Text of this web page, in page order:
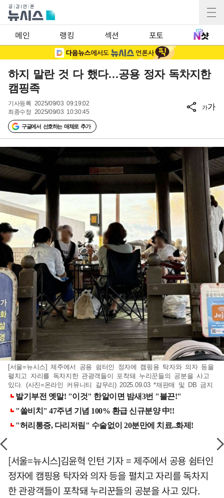
메인 랭킹 섹션 포토
하지 말란 것 다 했다…공용 정자 독차지한
캠핑족
기사등록 2025/09/03 09:19:02
최종수정 2025/09/03 10:30:45
구글에서 선호하는 매체로 추가
가가
[서울=뉴시스] 제주에서 공용 쉼터인 정자에 캠핑용 탁자와 의자 등을
펼치고 자리를 독차지한 관광객들이 포착돼 누리꾼들의 공분을 사고
있다. (사진=온라인 커뮤니티 갈무리) 2025.09.03 *재판매 및 DB 금지
[서울=뉴시스]김윤혁 인턴 기자 = 제주에서 공용 쉼터인
정자에 캠핑용 탁자와 의자 등을 펼치고 자리를 독차지
한 관광객들이 포착돼 누리꾼들의 공분을 사고 있다.